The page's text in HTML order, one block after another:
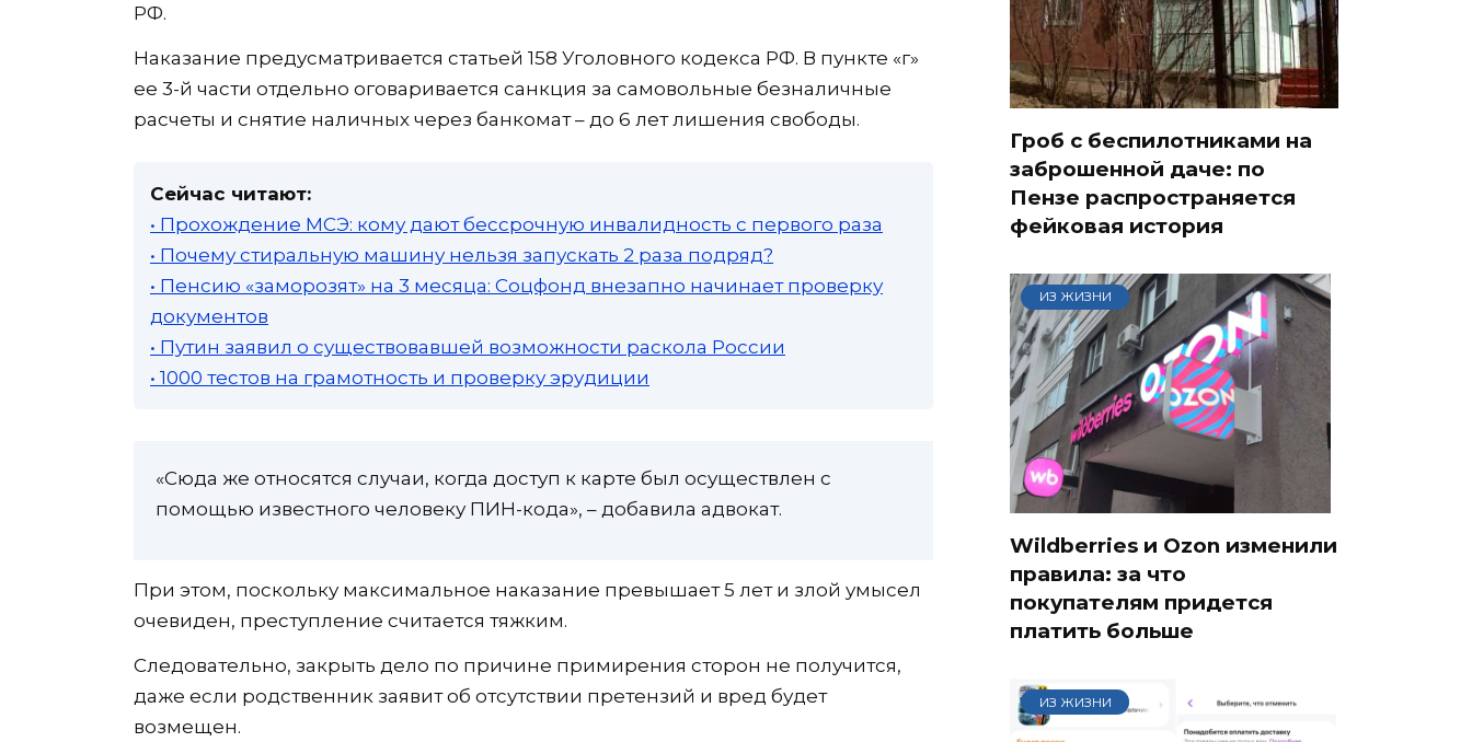
РФ.
Наказание предусматривается статьей 158 Уголовного кодекса РФ. В пункте «г»
ее 3-й части отдельно оговаривается санкция за самовольные безналичные
расчеты и снятие наличных через банкомат – до 6 лет лишения свободы.
Сейчас читают:
• Прохождение МСЭ: кому дают бессрочную инвалидность с первого раза
• Почему стиральную машину нельзя запускать 2 раза подряд?
• Пенсию «заморозят» на 3 месяца: Соцфонд внезапно начинает проверку
документов
• Путин заявил о существовавшей возможности раскола России
• 1000 тестов на грамотность и проверку эрудиции
«Сюда же относятся случаи, когда доступ к карте был осуществлен с
помощью известного человеку ПИН-кода», – добавила адвокат.
При этом, поскольку максимальное наказание превышает 5 лет и злой умысел
очевиден, преступление считается тяжким.
Следовательно, закрыть дело по причине примирения сторон не получится,
даже если родственник заявит об отсутствии претензий и вред будет
возмещен.
Гроб с беспилотниками на
заброшенной даче: по
Пензе распространяется
фейковая история
ИЗ ЖИЗНИ
Wildberries и Ozon изменили
правила: за что
покупателям придется
платить больше
ИЗ ЖИЗНИ